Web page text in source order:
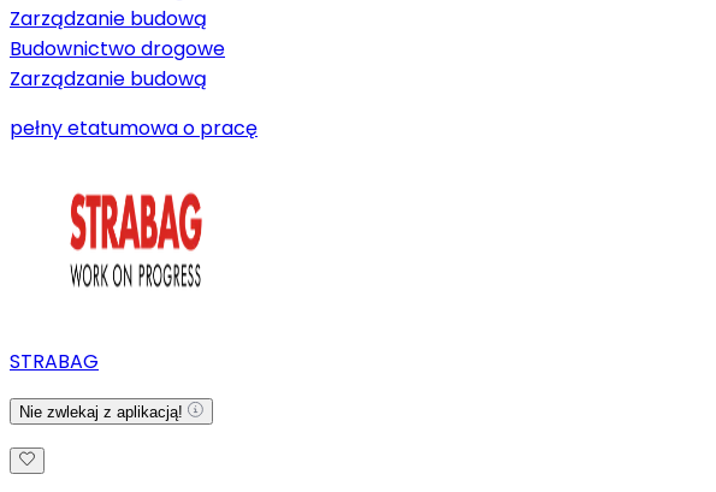
Zarządzanie budową
Budownictwo drogowe
Zarządzanie budową
pełny etatumowa o pracę
STRABAG
Nie zwlekaj z aplikacją!